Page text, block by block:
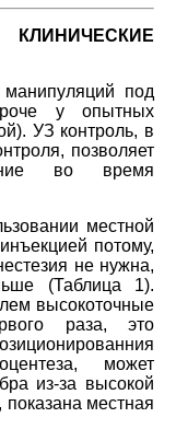
под
у опытных
УЗ контроль, в
позволяет
во время
местной
потому,
не нужна,
(Таблица 1).
высокоточные
раза, это
может
из-за высокой
показана местная